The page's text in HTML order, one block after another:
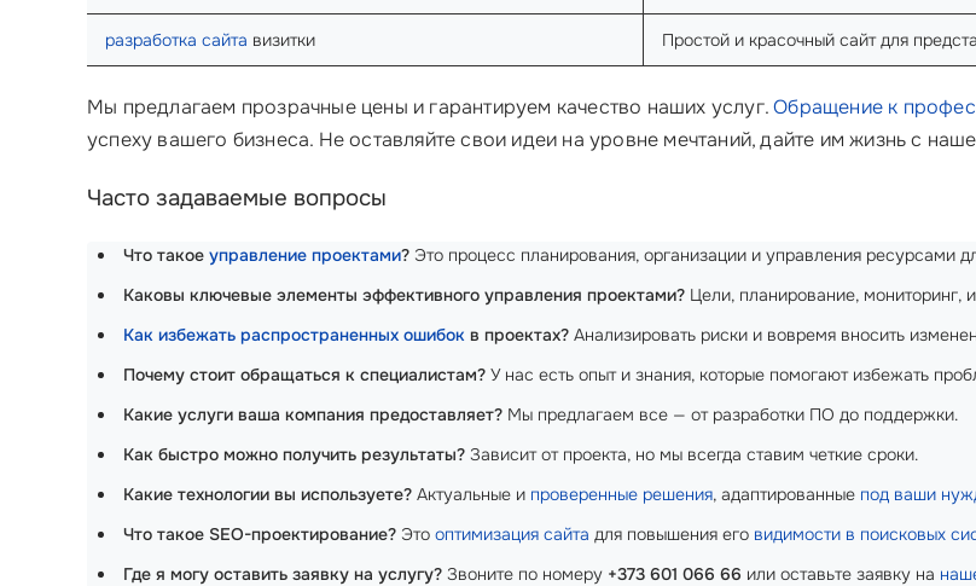
разработка сайта визитки Простой и красочный сайт для
Мы предлагаем прозрачные цены и гарантируем качество наших услуг.Обращение к
успеху вашего бизнеса. Не оставляйте свои идеи на уровне мечтаний, дайте им жизнь с
Часто задаваемые вопросы
Что такое управление проектами? Это процесс планирования, организации и управления ресурсами
Каковы ключевые элементы эффективного управления проектами? Цели, планирование, мониторинг,
Как избежать распространенных ошибок в проектах? Анализировать риски и вовремя вносить
Почему стоит обращаться к специалистам? У нас есть опыт и знания, которые помогают избежать
Какие услуги ваша компания предоставляет? Мы предлагаем все — от разработки ПО до поддержки.
Как быстро можно получить результаты? Зависит от проекта, но мы всегда ставим четкие сроки.
Какие технологии вы используете? Актуальные и проверенные решения, адаптированные под ваши
Что такое SEO-проектирование? Это оптимизация сайта для повышения его видимости в поисковых
Где я могу оставить заявку на услугу? Звоните по номеру +373 601 066 66 или оставьте заявку на